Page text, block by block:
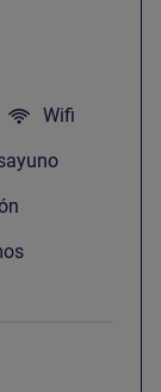
Wifi